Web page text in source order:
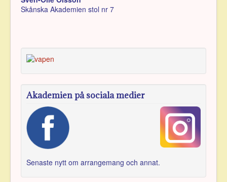
Skånska Akademien stol nr 7
Akademien på sociala medier
Senaste nytt om arran­gemang och annat.